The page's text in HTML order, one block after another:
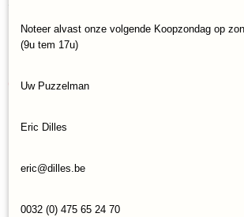
824968205617
Ook interessant
Noteer alvast onze volgende Koopzondag op
(9u tem 17u)
Uw Puzzelman
Eric Dilles
eric@dilles.be
0032 (0) 475 65 24 70